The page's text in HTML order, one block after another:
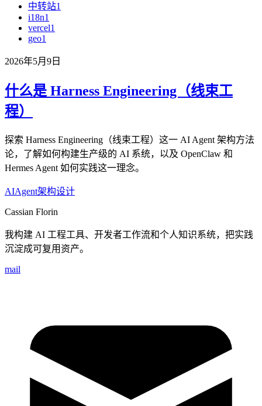
中转站1
i18n1
vercel1
geo1
2026年5月9日
什么是 Harness Engineering（线束工
程）
探索 Harness Engineering（线束工程）这一 AI Agent 架构方法
论，了解如何构建生产级的 AI 系统，以及 OpenClaw 和
Hermes Agent 如何实践这一理念。
AIAgent架构设计
Cassian Florin
我构建 AI 工程工具、开发者工作流和个人知识系统，把实践
沉淀成可复用资产。
mail